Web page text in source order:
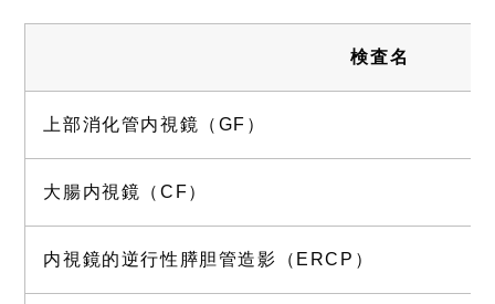
検査名
上部消化管内視鏡（GF）
大腸内視鏡（CF）
内視鏡的逆行性膵胆管造影（ERCP）